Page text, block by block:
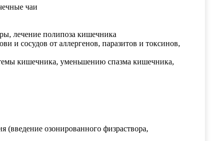
чаи
лечение полипоза кишечника
и сосудов от аллергенов, паразитов и токсинов,
кишечника, уменьшению спазма кишечника,
озонированного физраствора,